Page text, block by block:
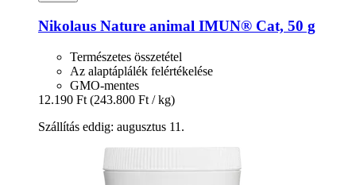
Nikolaus Nature animal IMUN® Cat, 50 g
Természetes összetétel
Az alaptáplálék felértékelése
GMO-mentes
12.190 Ft (243.800 Ft / kg)
Szállítás eddig: augusztus 11.